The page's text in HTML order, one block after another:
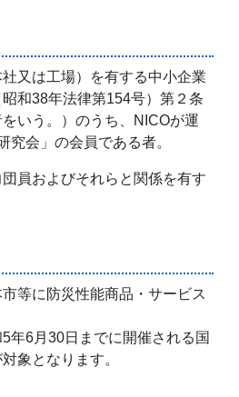
又は工場）を有する中小企業
和38年法律第154号）第２条
いう。）のうち、NICOが運
究会」の会員である者。
員およびそれらと関係を有す
等に防災性能商品・サービス
年6月30日までに開催される国
象となります。